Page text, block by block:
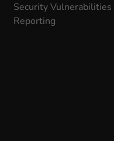
Security Vulnerabilities
Reporting